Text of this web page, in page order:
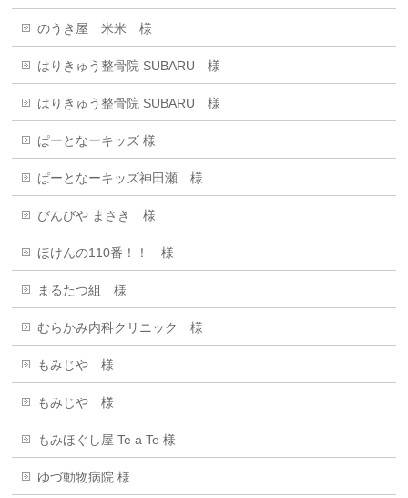
のうき屋 米米 様
はりきゅう整骨院 SUBARU 様
はりきゅう整骨院 SUBARU 様
ぱーとなーキッズ 様
ぱーとなーキッズ神田瀬 様
びんびや まさき 様
ほけんの110番！！ 様
まるたつ組 様
むらかみ内科クリニック 様
もみじや 様
もみじや 様
もみほぐし屋 Te a Te 様
ゆづ動物病院 様